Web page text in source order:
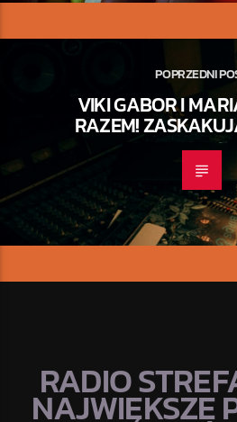
POPRZEDNI
VIKI GABOR I
RAZEM!
RADIO
NAJWIĘKSZE